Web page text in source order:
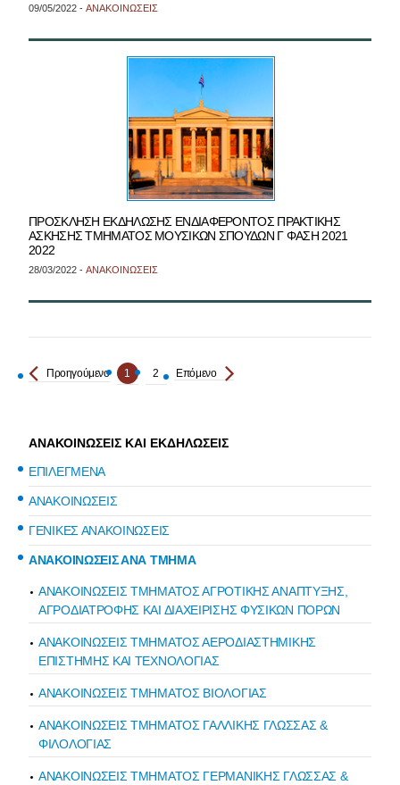
09/05/2022 - ΑΝΑΚΟΙΝΩΣΕΙΣ
ΠΡΟΣΚΛΗΣΗ ΕΚΔΗΛΩΣΗΣ ΕΝΔΙΑΦΕΡΟΝΤΟΣ ΠΡΑΚΤΙΚΗΣ
ΑΣΚΗΣΗΣ ΤΜΗΜΑΤΟΣ ΜΟΥΣΙΚΩΝ ΣΠΟΥΔΩΝ Γ ΦΑΣΗ 2021
2022
28/03/2022 - ΑΝΑΚΟΙΝΩΣΕΙΣ
Προηγούμενο 1 2 Επόμενο
ΑΝΑΚΟΙΝΩΣΕΙΣ ΚΑΙ ΕΚΔΗΛΩΣΕΙΣ
ΕΠΙΛΕΓΜΕΝΑ
ΑΝΑΚΟΙΝΩΣΕΙΣ
ΓΕΝΙΚΕΣ ΑΝΑΚΟΙΝΩΣΕΙΣ
ΑΝΑΚΟΙΝΩΣΕΙΣ ΑΝΑ ΤΜΗΜΑ
ΑΝΑΚΟΙΝΩΣΕΙΣ ΤΜΗΜΑΤΟΣ ΑΓΡΟΤΙΚΗΣ ΑΝΑΠΤΥΞΗΣ,
ΑΓΡΟΔΙΑΤΡΟΦΗΣ ΚΑΙ ΔΙΑΧΕΙΡΙΣΗΣ ΦΥΣΙΚΩΝ ΠΟΡΩΝ
ΑΝΑΚΟΙΝΩΣΕΙΣ ΤΜΗΜΑΤΟΣ ΑΕΡΟΔΙΑΣΤΗΜΙΚΗΣ
ΕΠΙΣΤΗΜΗΣ ΚΑΙ ΤΕΧΝΟΛΟΓΙΑΣ
ΑΝΑΚΟΙΝΩΣΕΙΣ ΤΜΗΜΑΤΟΣ ΒΙΟΛΟΓΙΑΣ
ΑΝΑΚΟΙΝΩΣΕΙΣ ΤΜΗΜΑΤΟΣ ΓΑΛΛΙΚΗΣ ΓΛΩΣΣΑΣ &
ΦΙΛΟΛΟΓΙΑΣ
ΑΝΑΚΟΙΝΩΣΕΙΣ ΤΜΗΜΑΤΟΣ ΓΕΡΜΑΝΙΚΗΣ ΓΛΩΣΣΑΣ &